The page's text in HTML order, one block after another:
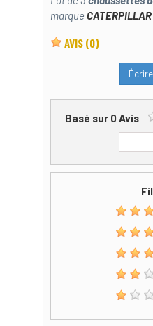
marque CATERPILLAR
AVIS (0)
Basé sur 0Avis-